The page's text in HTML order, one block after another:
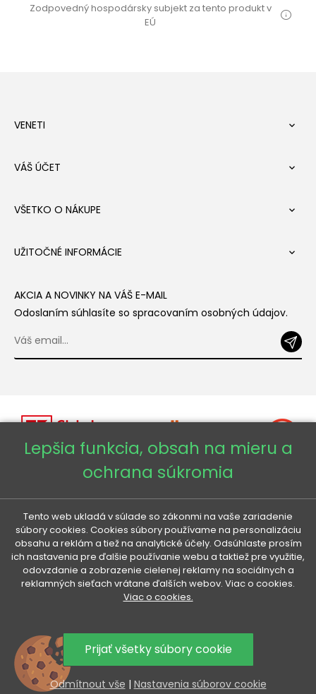
Zodpovedný hospodársky subjekt za tento produkt v
EÚ
VENETI 
VÁŠ ÚČET 
VŠETKO O NÁKUPE 
UŽITOČNÉ INFORMÁCIE 
AKCIA A NOVINKY NA VÁŠ E-MAIL
Odoslaním súhlasíte so spracovaním osobných údajov.
Veneti SK
Veneti CZ
Veneti DE
Veneti HU
Lepšia funkcia, obsah na mieru a
ochrana súkromia
Tento web ukladá v súlade so zákonmi na vaše zariadenie
súbory cookies. Cookies súbory používame na personalizáciu
obsahu a reklám a tiež na analytické účely. Odsúhlaste prosím
ich nastavenia pre ďalšie používanie webu a taktiež pre využitie,
odovzdanie a zobrazenie cielenej reklamy na sociálnych a
reklamných sieťach vrátane ďalších webov. Viac o cookies.
Viac o cookies.
Prijať všetky súbory cookie
Odmítnout vše | Nastavenia súborov cookie